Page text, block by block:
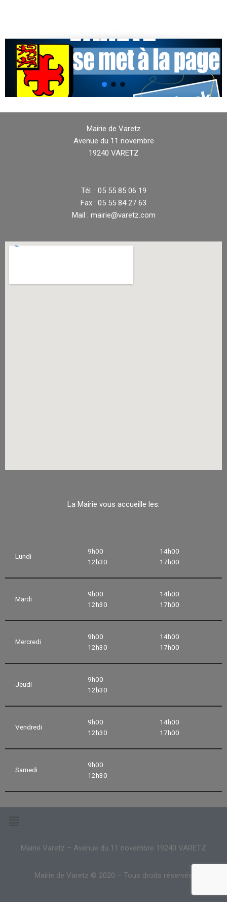
Mairie de Varetz
Avenue du 11 novembre
19240 VARETZ
Tél. : 05 55 85 06 19
Fax : 05 55 84 27 63
Mail : mairie@varetz.com
La Mairie vous accueille les:
Lundi
9h00
12h30
14h00
17h00
Mardi
9h00
12h30
14h00
17h00
Mercredi
9h00
12h30
14h00
17h00
Jeudi
9h00
12h30
Vendredi
9h00
12h30
14h00
17h00
Samedi
9h00
12h30
Mairie Varetz – Avenue du 11 novembre 19240 VARETZ
Mairie de Varetz © 2020 – Tous droits réservés